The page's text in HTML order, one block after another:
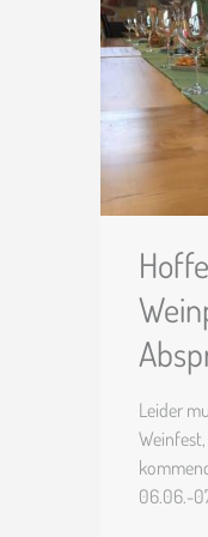
und
Leider
06.06.-
wegen